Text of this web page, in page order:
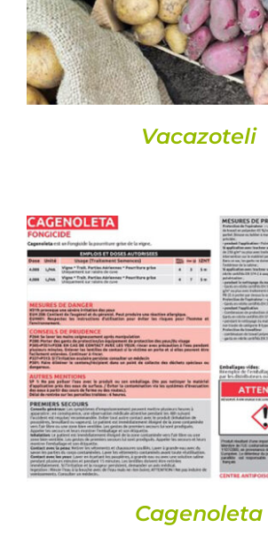
Vacazoteli
DETAILS
Cagenoleta